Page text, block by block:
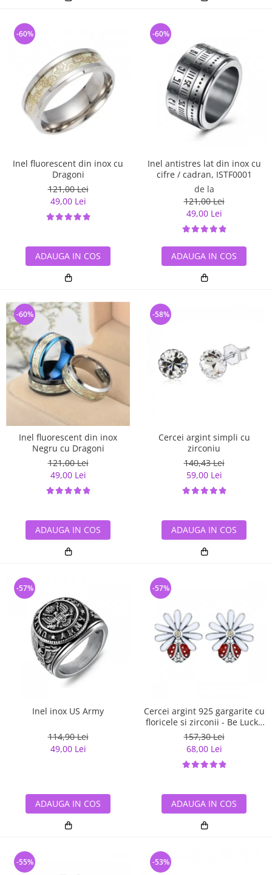
Inel fluorescent din inox cu
Dragoni
121,00 Lei
49,00 Lei
-60%
ADAUGA IN COS
Inel antistres lat din inox cu
cifre / cadran, ISTF0001
de la
121,00 Lei
49,00 Lei
-60%
ADAUGA IN COS
Inel fluorescent din inox
Negru cu Dragoni
121,00 Lei
49,00 Lei
-60%
ADAUGA IN COS
Cercei argint simpli cu
zirconiu
140,43 Lei
59,00 Lei
-58%
ADAUGA IN COS
Inel inox US Army
114,90 Lei
49,00 Lei
-57%
ADAUGA IN COS
Cercei argint 925 gargarite cu
floricele si zirconii - Be Lucky
EST0022
157,30 Lei
68,00 Lei
-57%
ADAUGA IN COS
-55% -53%